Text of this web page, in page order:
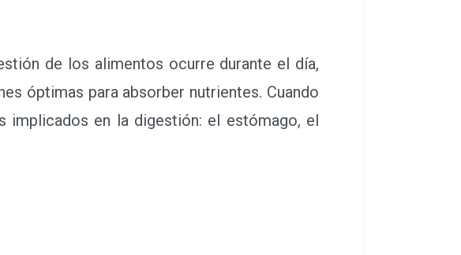
de los alimentos ocurre durante el día,
óptimas para absorber nutrientes. Cuando
en la digestión: el estómago, el